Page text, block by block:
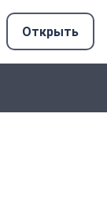
Открыть